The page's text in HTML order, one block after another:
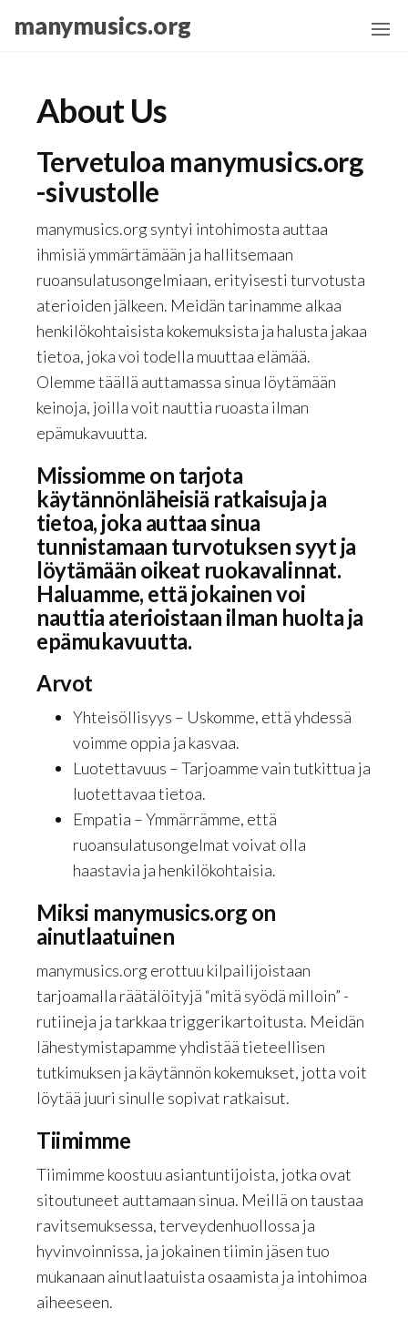
manymusics.org
About Us
Tervetuloa manymusics.org
-sivustolle
manymusics.org syntyi intohimosta auttaa
ihmisiä ymmärtämään ja hallitsemaan
ruoansulatusongelmiaan, erityisesti turvotusta
aterioiden jälkeen. Meidän tarinamme alkaa
henkilökohtaisista kokemuksista ja halusta jakaa
tietoa, joka voi todella muuttaa elämää.
Olemme täällä auttamassa sinua löytämään
keinoja, joilla voit nauttia ruoasta ilman
epämukavuutta.
Missiomme on tarjota
käytännönläheisiä ratkaisuja ja
tietoa, joka auttaa sinua
tunnistamaan turvotuksen syyt ja
löytämään oikeat ruokavalinnat.
Haluamme, että jokainen voi
nauttia aterioistaan ilman huolta ja
epämukavuutta.
Arvot
Yhteisöllisyys – Uskomme, että yhdessä
voimme oppia ja kasvaa.
Luotettavuus – Tarjoamme vain tutkittua ja
luotettavaa tietoa.
Empatia – Ymmärrämme, että
ruoansulatusongelmat voivat olla
haastavia ja henkilökohtaisia.
Miksi manymusics.org on
ainutlaatuinen
manymusics.org erottuu kilpailijoistaan
tarjoamalla räätälöityjä “mitä syödä milloin” -
rutiineja ja tarkkaa triggerikartoitusta. Meidän
lähestymistapamme yhdistää tieteellisen
tutkimuksen ja käytännön kokemukset, jotta voit
löytää juuri sinulle sopivat ratkaisut.
Tiimimme
Tiimimme koostuu asiantuntijoista, jotka ovat
sitoutuneet auttamaan sinua. Meillä on taustaa
ravitsemuksessa, terveydenhuollossa ja
hyvinvoinnissa, ja jokainen tiimin jäsen tuo
mukanaan ainutlaatuista osaamista ja intohimoa
aiheeseen.